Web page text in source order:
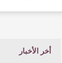
أخر الأخبار